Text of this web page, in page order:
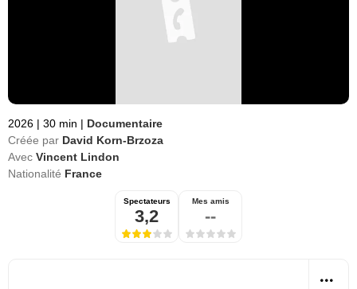
2026 | 30 min | Documentaire
Créée par David Korn-Brzoza
Avec Vincent Lindon
Nationalité France
Spectateurs
3,2
Mes amis
--